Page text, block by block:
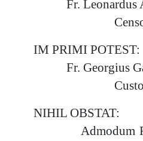
Fr. Leonardus
Censor
IM PRIMI POTEST:
Fr. Georgius
Custos
NIHIL OBSTAT:
Admodum